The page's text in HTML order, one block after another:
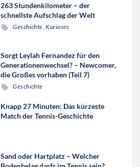
263 Stundenkilometer – der
schnellste Aufschlag der Welt
Geschichte ,Kurioses
Sorgt Leylah Fernandez für den
Generationenwechsel? – Newcomer,
die Großes vorhaben (Teil 7)
Geschichte
Knapp 27 Minuten: Das kürzeste
Match der Tennis-Geschichte
Sand oder Hartplatz – Welcher